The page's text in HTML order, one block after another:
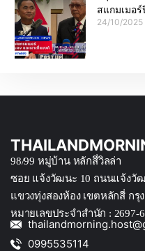
สแกมเมอ
24/10/2025
98/99 หมู่บ้าน หลักสึ่วิลล่า
ซอย แจ้งวัฒนะ 10 ถนนแจ้งวั
แขวงทุ่งสองห้อง เขตหลักสี่ กรุ
หมายเลขประจำสำนัก : 2697-
0995535114